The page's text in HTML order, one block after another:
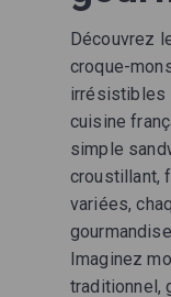
Découvrez
croque-
irrésistibles
cuisine
simple
croustillant,
variées,
Imaginez
traditionnel,